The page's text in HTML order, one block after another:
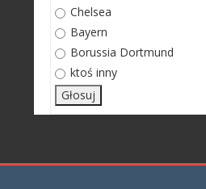
Chelsea
Bayern
Borussia Dortmund
ktoś inny